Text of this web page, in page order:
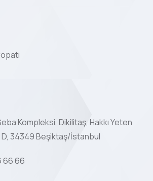
Kompleksi, Dikilitaş, Hakkı Yeten
D, 34349 Beşiktaş/İstanbul
66 66